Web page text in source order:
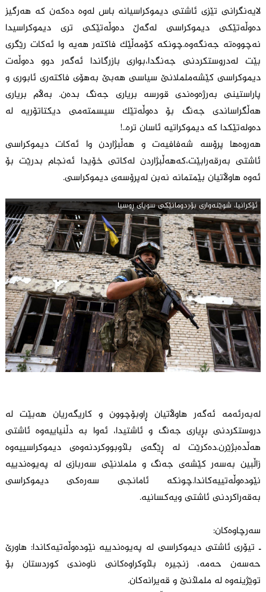
لایه‌نگرانى تێزی ئاشتى دیموكراسیانه‌ باس له‌وه‌ ده‌كه‌ن كه‌ هه‌رگیز
ده‌وڵه‌تێكى دیموكراسی له‌گه‌ڵ ده‌وڵه‌تێكى ترى دیموكراسیدا
نه‌چووەته‌ جه‌نگه‌وه.چونکە کۆمەڵێک فاکتەر هەیە وا ئەکات رێگری
بێت لەدروستکردنی جەنگدا،بواری بازرگاندا ئەگەر دوو دەوڵەت
دیموکراسی کێشەململانێ سیاسی هەبێ بەهۆی فاکتەری ئابوری و
پاراستینی بەرژەوەندی قورسە بریاری جەنگ بدەن. بەڵام بریاری
هەڵگراساندی جەنگ بۆ دەوڵەتێک سیسمتەمی دیکتاتۆریە لە
دەولەتێکدا کە دیموکراتیە ئاسان ترە..!
هەروەها پرۆسە شەفافیەت و هەڵبژاردن وا ئەکات دیموکراسی
ئاشتی بەرقەرابێت،کەهەڵبژاردن لەکاتی خۆیدا ئەنجام بدرێت بۆ
ئەوە هاوڵاتیان بێمتمانە نەبن لەپرۆسەی دیموکراسی.
ئۆكرانیا، شوێنه‌واری بۆردومانێكی سوپای ڕوسیا
لەبه‌رئه‌مه‌ ئه‌گه‌ر هاوڵاتیان ڕاوبۆچوون و كاریگه‌ریان هه‌بێت له‌
دروستكردنى بڕیارى جه‌نگ و ئاشتیدا، ئه‌وا به ‌دڵنیاییه‌وه‌ ئاشتى
هه‌ڵده‌بژێرن.دەكرێت له ‌ڕێگه‌ى بڵاوبووكردنه‌وه‌ى دیموكراسییه‌وه‌
زاڵبین به‌سه‌ر كێشه‌ى جه‌نگ و ململانێى سه‌ربازی له‌ په‌یوه‌ندییه‌
نێوده‌وڵه‌تییه‌كاندا.چونکە ئامانجی سەرەکی دیموکراسی
بەقەراکردنی ئاشتی ویەکسانیە.
سه‌رچاوه‌كان:
ـ تیۆری ئاشتی دیموکراسی لە پەیوەندییە نێودەوڵەتیەکاندا: هاورێ
حەسەن حەمە، زنجیرە بڵاوکراوەکانی ناوەندی کوردستان بۆ
توێژینەوە لە ملمڵانێ و قەیرانەکان.